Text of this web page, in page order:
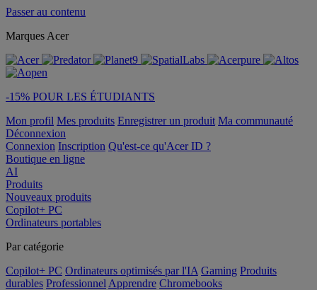
Passer au contenu
Marques Acer
-15% POUR LES ÉTUDIANTS
Mon profil Mes produits Enregistrer un produit Ma communauté
Déconnexion
Connexion Inscription Qu'est-ce qu'Acer ID ?
Boutique en ligne
AI
Produits
Nouveaux produits
Copilot+ PC
Ordinateurs portables
Par catégorie
Copilot+ PC Ordinateurs optimisés par l'IA Gaming Produits
durables Professionnel Apprendre Chromebooks